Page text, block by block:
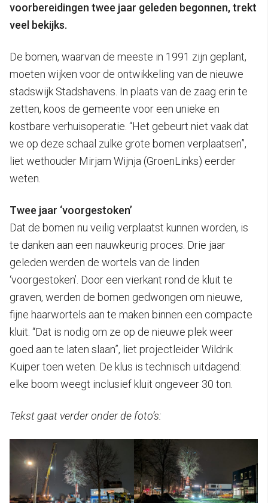
voorbereidingen twee jaar geleden begonnen, trekt
veel bekijks.
De bomen, waarvan de meeste in 1991 zijn geplant,
moeten wijken voor de ontwikkeling van de nieuwe
stadswijk Stadshavens. In plaats van de zaag erin te
zetten, koos de gemeente voor een unieke en
kostbare verhuisoperatie. “Het gebeurt niet vaak dat
we op deze schaal zulke grote bomen verplaatsen”,
liet wethouder Mirjam Wijnja (GroenLinks) eerder
weten.
Twee jaar ‘voorgestoken’
Dat de bomen nu veilig verplaatst kunnen worden, is
te danken aan een nauwkeurig proces. Drie jaar
geleden werden de wortels van de linden
‘voorgestoken’. Door een vierkant rond de kluit te
graven, werden de bomen gedwongen om nieuwe,
fijne haarwortels aan te maken binnen een compacte
kluit. “Dat is nodig om ze op de nieuwe plek weer
goed aan te laten slaan”, liet projectleider Wildrik
Kuiper toen weten. De klus is technisch uitdagend:
elke boom weegt inclusief kluit ongeveer 30 ton.
Tekst gaat verder onder de foto’s: